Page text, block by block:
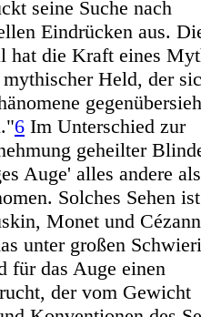
seine Suche nach
Eindrücken aus.
hat die Kraft eines
Held, der
6 Im Unterschied zur
geheilter
Auge' alles andere
Solches Sehen ist
Monet und
unter großen
für das Auge einen
der vom Gewicht